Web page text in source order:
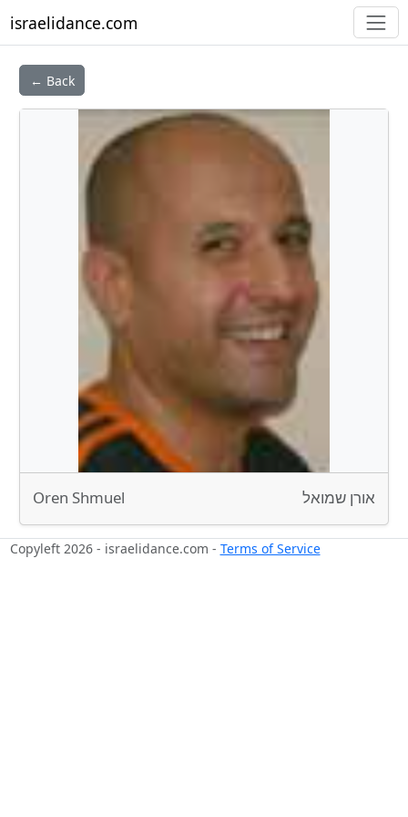
israelidance.com
← Back
Oren Shmuel אורן שמואל
Copyleft 2026 - israelidance.com - Terms of Service